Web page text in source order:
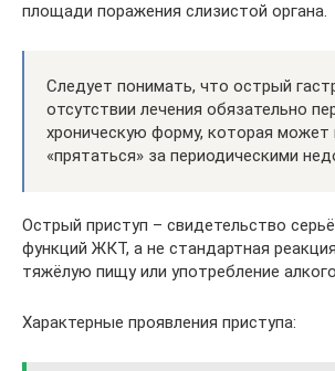
площади поражения слизистой органа.
Следует понимать, что острый
отсутствии лечения обязательно
хроническую форму, которая может
«прятаться» за периодическими
Острый приступ – свидетельство
функций ЖКТ, а не стандартная
тяжёлую пищу или употребление
Характерные проявления приступа: